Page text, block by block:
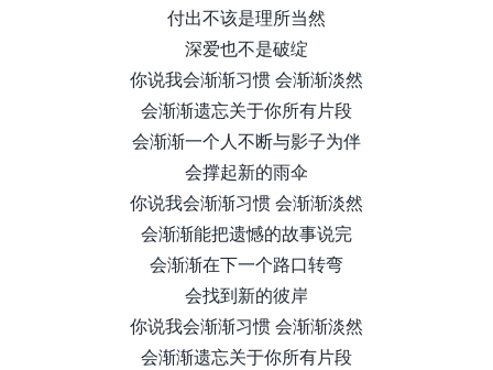
付出不该是理所当然
深爱也不是破绽
你说我会渐渐习惯 会渐渐淡然
会渐渐遗忘关于你所有片段
会渐渐一个人不断与影子为伴
会撑起新的雨伞
你说我会渐渐习惯 会渐渐淡然
会渐渐能把遗憾的故事说完
会渐渐在下一个路口转弯
会找到新的彼岸
你说我会渐渐习惯 会渐渐淡然
会渐渐遗忘关于你所有片段